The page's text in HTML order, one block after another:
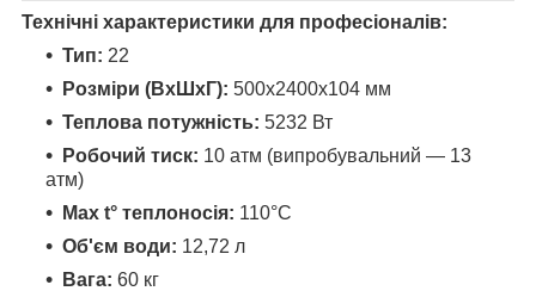
Технічні характеристики для професіоналів:
Тип: 22
Розміри (ВхШхГ): 500х2400х104 мм
Теплова потужність: 5232 Вт
Робочий тиск: 10 атм (випробувальний — 13
атм)
Max t° теплоносія: 110°С
Об'єм води: 12,72 л
Вага: 60 кг